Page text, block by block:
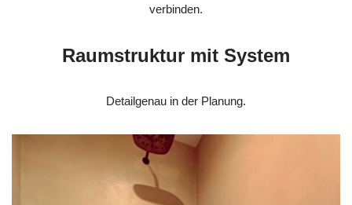
verbinden.
Raumstruktur mit System
Detailgenau in der Planung.